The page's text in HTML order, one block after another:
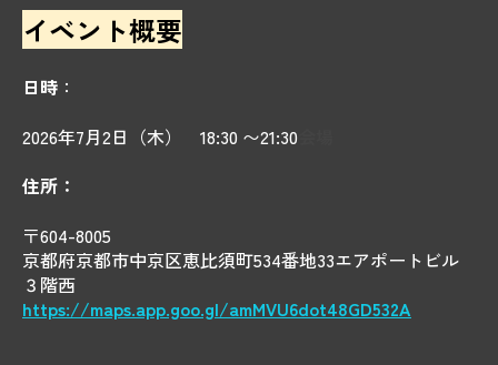
イベント概要
日時 ：
2026年7月2日（木） 18:30 〜21:30
住所：
〒604-8005
京都府京都市中京区恵比須町534番地33エアポートビル
３階西
https://maps.app.goo.gl/amMVU6dot48GD532A